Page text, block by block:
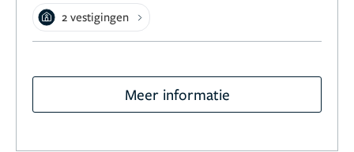
2 vestigingen
Meer informatie